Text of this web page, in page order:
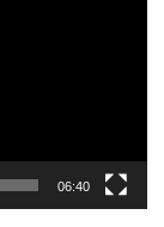
06:40